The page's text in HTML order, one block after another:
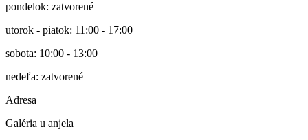
pondelok: zatvorené
utorok - piatok: 11:00 - 17:00
sobota: 10:00 - 13:00
nedeľa: zatvorené
Adresa
Galéria u anjela